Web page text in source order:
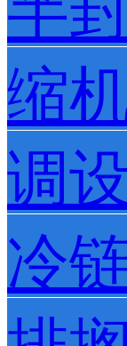
缩
调
冷